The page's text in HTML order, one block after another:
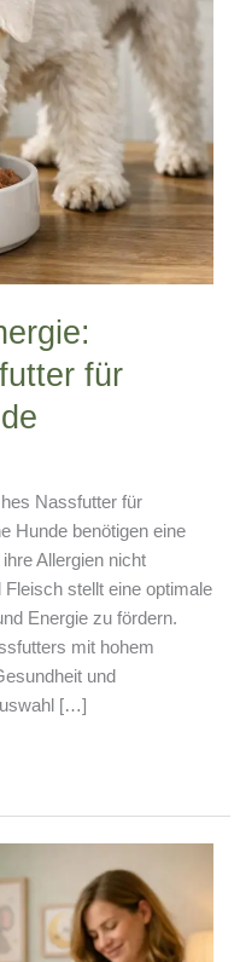
für
Nassfutter für
Hunde benötigen eine
Allergien nicht
stellt eine optimale
Energie zu fördern.
mit hohem
und
[…]